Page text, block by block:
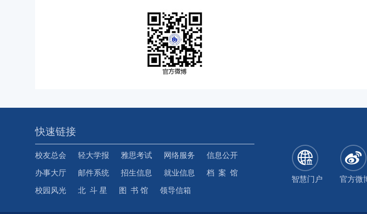
快速链接
校友总会 轻大学报 雅思考试 网络服务 信息公开
办事大厅 邮件系统 招生信息 就业信息 档 案 馆
校园风光 北 斗 星 图 书 馆 领导信箱
智慧门户 官方微